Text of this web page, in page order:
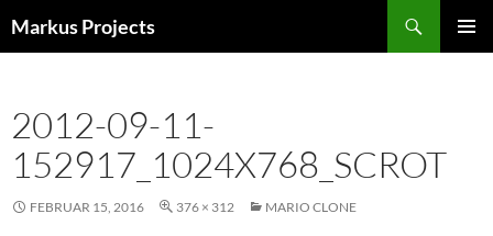
Inhalt
Markus Projects
2012-09-11-
152917_1024X768_SCROT
FEBRUAR 15, 2016 376 × 312 MARIO CLONE